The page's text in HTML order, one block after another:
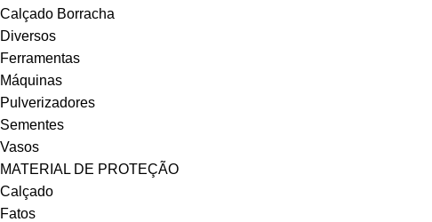
Calçado Borracha
Diversos
Ferramentas
Máquinas
Pulverizadores
Sementes
Vasos
MATERIAL DE PROTEÇÃO
Calçado
Fatos